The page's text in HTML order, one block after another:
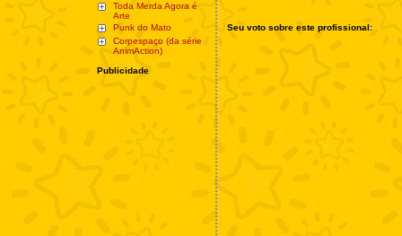
Toda Merda Agora é
Arte
Punk do Mato
Corpespaço (da série
AnimAction)
Publicidade
Seu voto sobre este profissional: